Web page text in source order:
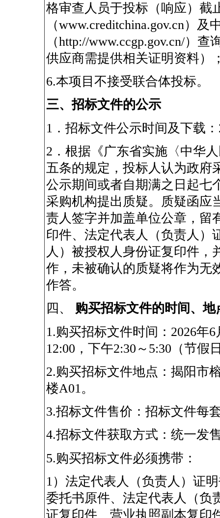
格审查人员于投标（响应）截
（www.creditchina.gov.cn）及
（http://www.ccgp.gov.cn/）查
供应商需提供相关证明资料）
6.本项目不接受联合体投标。
三、招标文件的公示
1 ．招标文件公示时间及下载：
2 ．根据《广东省实施〈中华
五条的规定，投标人认为政府
公示期间或者自期满之日起七
采购机构提出质疑。质疑函应
责人签字并加盖单位公章，留
印件、法定代表人（负责人）
人）被授权人身份证复印件，
作，未被确认的质疑将作为无
作答。
四、
购买招标文件的时间、
1.购买招标文件时间： 2026年6
12:00 ，下午2:30 ～ 5:30 （节假
2.购买招标文件地点：揭阳市
楼A01。
3.招标文件售价：招标文件每
4.招标文件获取方式：统一发
5.购买招标文件必须携带：
1）法定代表人（负责人）证
委托书原件、法定代表人（负
证复印件、营业执照副本复印